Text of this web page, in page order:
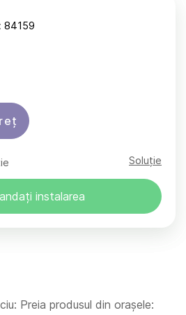
84159
Soluție
instalarea
Preia produsul din orașele: